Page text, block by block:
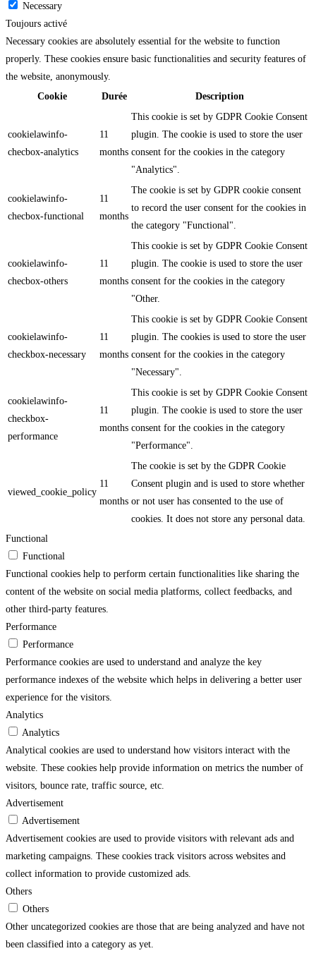
Necessary
Toujours activé
Necessary cookies are absolutely essential for the website to function
properly. These cookies ensure basic functionalities and security features of
the website, anonymously.
Cookie
Durée Description
cookielawinfo-
checbox-analytics
11
months
This cookie is set by GDPR Cookie Consent
plugin. The cookie is used to store the user
consent for the cookies in the category
"Analytics".
cookielawinfo-
checbox-functional
11
months
The cookie is set by GDPR cookie consent
to record the user consent for the cookies in
the category "Functional".
cookielawinfo-
checbox-others
11
months
This cookie is set by GDPR Cookie Consent
plugin. The cookie is used to store the user
consent for the cookies in the category
"Other.
cookielawinfo-
checkbox-necessary
11
months
This cookie is set by GDPR Cookie Consent
plugin. The cookies is used to store the user
consent for the cookies in the category
"Necessary".
cookielawinfo-
checkbox-
performance
11
months
This cookie is set by GDPR Cookie Consent
plugin. The cookie is used to store the user
consent for the cookies in the category
"Performance".
viewed_cookie_policy
11
months
The cookie is set by the GDPR Cookie
Consent plugin and is used to store whether
or not user has consented to the use of
cookies. It does not store any personal data.
Functional
Functional
Functional cookies help to perform certain functionalities like sharing the
content of the website on social media platforms, collect feedbacks, and
other third-party features.
Performance
Performance
Performance cookies are used to understand and analyze the key
performance indexes of the website which helps in delivering a better user
experience for the visitors.
Analytics
Analytics
Analytical cookies are used to understand how visitors interact with the
website. These cookies help provide information on metrics the number of
visitors, bounce rate, traffic source, etc.
Advertisement
Advertisement
Advertisement cookies are used to provide visitors with relevant ads and
marketing campaigns. These cookies track visitors across websites and
collect information to provide customized ads.
Others
Others
Other uncategorized cookies are those that are being analyzed and have not
been classified into a category as yet.